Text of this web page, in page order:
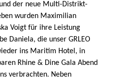
der neue Multi-Distrikt-
wurden Maximilian
Voigt für ihre Leistung
Daniela, die unser GRLEO
ins Maritim Hotel, in
Rhine & Dine Gala Abend
verbrachten. Neben